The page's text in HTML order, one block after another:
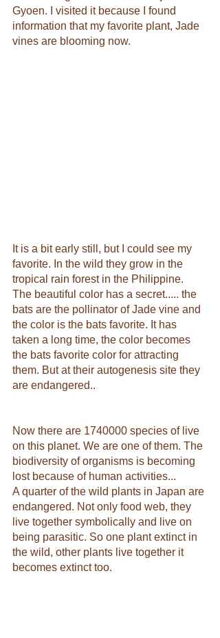
Gyoen. I visited it because I found
information that my favorite plant, Jade
vines are blooming now.
It is a bit early still, but I could see my
favorite. In the wild they grow in the
tropical rain forest in the Philippine.
The beautiful color has a secret..... the
bats are the pollinator of Jade vine and
the color is the bats favorite. It has
taken a long time, the color becomes
the bats favorite color for attracting
them. But at their autogenesis site they
are endangered..
Now there are 1740000 species of live
on this planet. We are one of them. The
biodiversity of organisms is becoming
lost because of human activities...
A quarter of the wild plants in Japan are
endangered. Not only food web, they
live together symbolically and live on
being parasitic. So one plant extinct in
the wild, other plants live together it
becomes extinct too.